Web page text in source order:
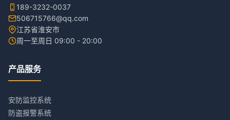
189-3232-0037
506715766@qq.com
江苏省淮安市
周一至周日 09:00 - 20:00
产品服务
安防监控系统
防盗报警系统